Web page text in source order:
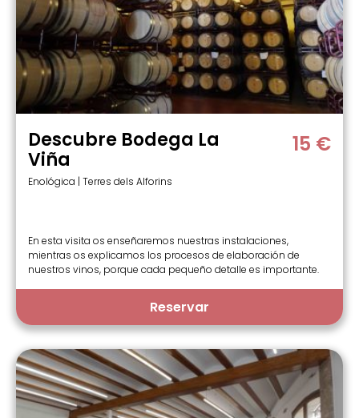
Descubre Bodega La
Viña
Enológica | Terres dels Alforins
15 €
En esta visita os enseñaremos nuestras instalaciones,
mientras os explicamos los procesos de elaboración de
nuestros vinos, porque cada pequeño detalle es importante.
Reservar